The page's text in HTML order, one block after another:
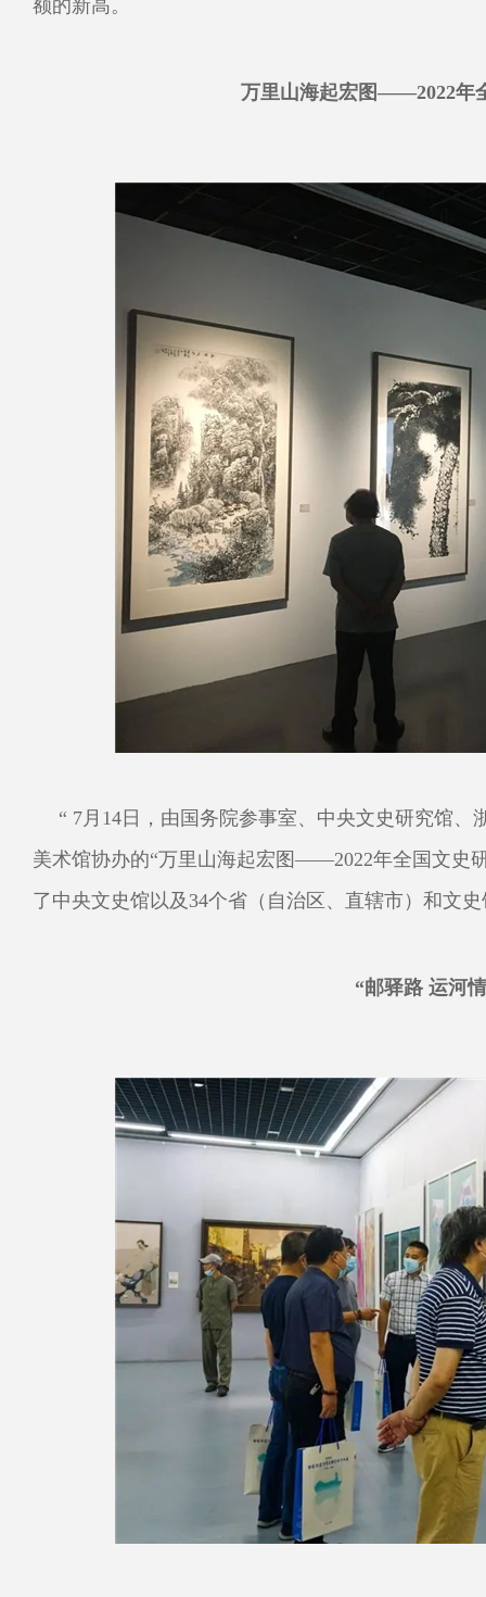
额的新高。
万里山海起宏图——2022年
“ 7月14日，由国务院参事室、中央文史研究馆
美术馆协办的“万里山海起宏图——2022年全国文史
了中央文史馆以及34个省（自治区、直辖市）和文
“邮驿路 运河